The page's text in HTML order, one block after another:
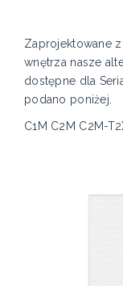
Zaprojektowane
wnętrza nasze
dostępne dla
podano poniżej.
C1M C2M C2M-